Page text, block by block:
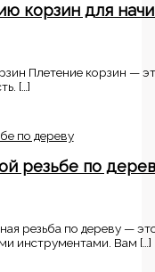
корзин для
Плетение корзин —
[…]
резьбе по
резьба по дереву —
инструментами. Вам […]